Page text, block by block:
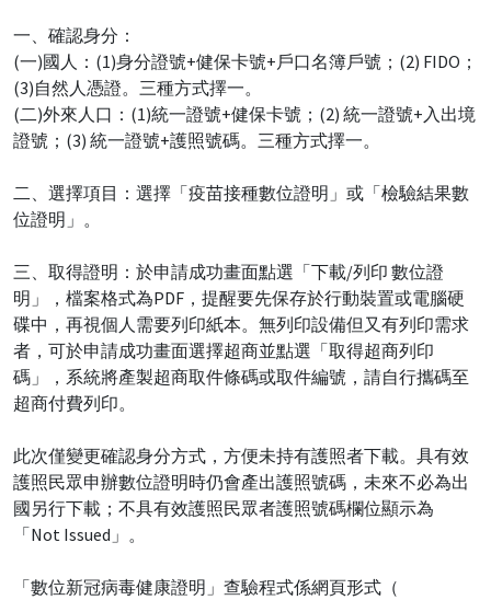
一、確認身分：
(一)國人：(1)身分證號+健保卡號+戶口名簿戶號；(2) FIDO；
(3)自然人憑證。三種方式擇一。
(二)外來人口：(1)統一證號+健保卡號；(2) 統一證號+入出境
證號；(3) 統一證號+護照號碼。三種方式擇一。
二、選擇項目：選擇「疫苗接種數位證明」或「檢驗結果數
位證明」。
三、取得證明：於申請成功畫面點選「下載/列印 數位證
明」，檔案格式為PDF，提醒要先保存於行動裝置或電腦硬
碟中，再視個人需要列印紙本。無列印設備但又有列印需求
者，可於申請成功畫面選擇超商並點選「取得超商列印
碼」，系統將產製超商取件條碼或取件編號，請自行攜碼至
超商付費列印。
此次僅變更確認身分方式，方便未持有護照者下載。具有效
護照民眾申辦數位證明時仍會產出護照號碼，未來不必為出
國另行下載；不具有效護照民眾者護照號碼欄位顯示為
「Not Issued」。
「數位新冠病毒健康證明」查驗程式係網頁形式（